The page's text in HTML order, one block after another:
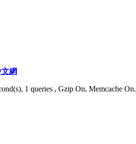
網
1 queries , Gzip On, Memcache On.